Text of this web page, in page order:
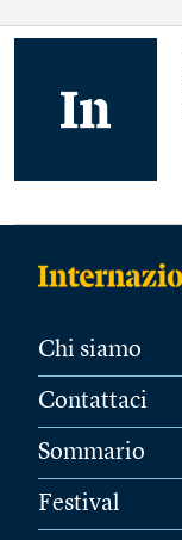
Chi siamo
Contattaci
Sommario
Festival